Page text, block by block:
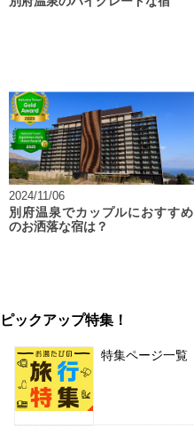
2024/11/06
別府温泉でカップルにおすすめ
のお洒落な宿は？
ピックアップ特集！
特集ページ一覧